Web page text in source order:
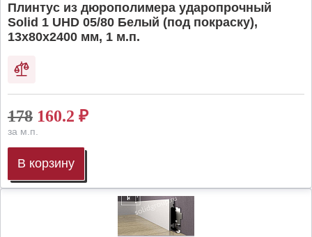
Плинтус из дюрополимера ударопрочный
Solid 1 UHD 05/80 Белый (под покраску),
13х80х2400 мм, 1 м.п.
178 160.2 ₽
за м.п.
В корзину